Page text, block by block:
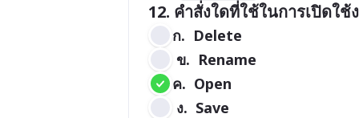
12. คำสั่งใดที่ใช้ในการเปิดใช้
ก.  Delete
ข.  Rename
ค.  Open
ง.  Save